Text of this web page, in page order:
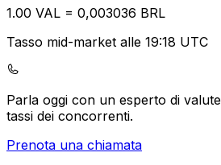
1.00 VAL = 0,003036 BRL
Tasso mid-market alle 19:18 UTC
Parla oggi con un esperto di
tassi dei concorrenti.
Prenota una chiamata